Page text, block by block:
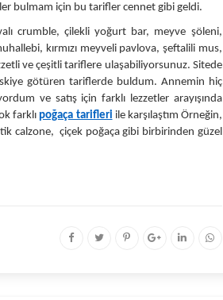
bulmam için bu tarifler cennet gibi geldi.
crumble, çilekli yoğurt bar, meyve şöleni,
kırmızı meyveli pavlova, şeftalili mus,
ve çeşitli tariflere ulaşabiliyorsunuz. Sitede
götüren tariflerde buldum. Annemin hiç
ve satış için farklı lezzetler arayışında
farklı poğaça tarifleri ile karşılaştım Örneğin,
calzone,  çiçek poğaça gibi birbirinden güzel